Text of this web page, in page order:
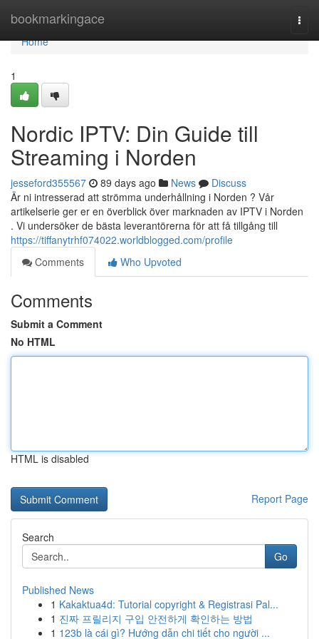
bookmarkingace
Home
Home
1
Nordic IPTV: Din Guide till
Streaming i Norden
jesseford355567 89 days ago News
Discuss
Är ni intresserad att strömma underhållning i Norden ? Vår
artikelserie ger er en överblick över marknaden av IPTV i Norden
. Vi undersöker de bästa leverantörerna för att få tillgång till
https://tiffanytrhf074022.worldblogged.com/profile
Comments
Who Upvoted
Comments
Submit a Comment
No HTML
HTML is disabled
Report Page
Search
Go
Published News
1 Kakaktua4d: Tutorial copyright & Registrasi Pal...
1 진짜 프릴리지 구입 안전하게 확인하는 방법
1 123b là cái gì? Hướng dẫn chi tiết cho người ...